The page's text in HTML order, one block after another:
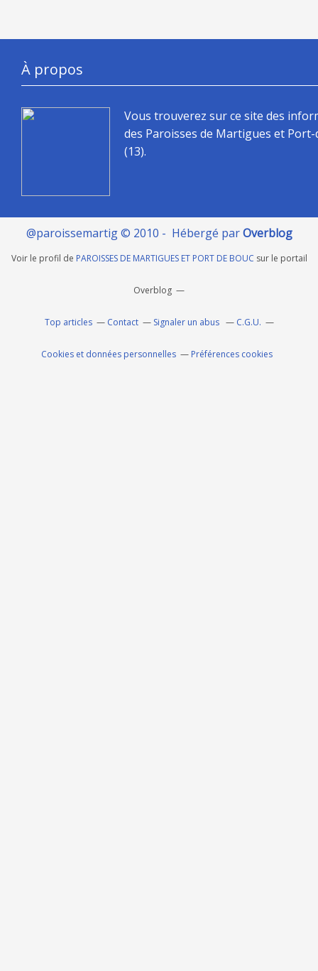
À propos
Vous trouverez sur ce site des
des Paroisses de Martigues et
(13).
@paroissemartig © 2010 - Hébergé parOverblog
Voir le profil de PAROISSES DE MARTIGUES ET PORT DE BOUC sur le portail
Overblog
Top articles Contact Signaler un abus C.G.U.
Cookies et données personnelles Préférences cookies